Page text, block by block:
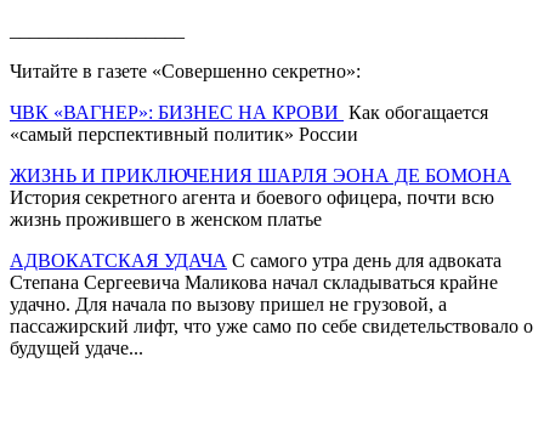
Читайте в газете «Совершенно секретно»:
ЧВК «ВАГНЕР»: БИЗНЕС НА КРОВИ Как обогащается
«самый перспективный политик» России
ЖИЗНЬ И ПРИКЛЮЧЕНИЯ ШАРЛЯ ЭОНА ДЕ БОМОНА
История секретного агента и боевого офицера, почти всю
жизнь прожившего в женском платье
АДВОКАТСКАЯ УДАЧА С самого утра день для адвоката
Степана Сергеевича Маликова начал складываться крайне
удачно. Для начала по вызову пришел не грузовой, а
пассажирский лифт, что уже само по себе свидетельствовало о
будущей удаче...